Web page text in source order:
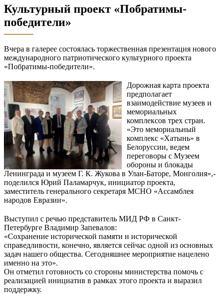
Культурный проект «Побратимы-
победители»
Вчера в галерее состоялась торжественная презентация нового
международного патриотического культурного проекта
«Побратимы-победители».
Дорожная карта проекта
предполагает
взаимодействие музеев и
мемориальных
комплексов трех стран.
«Это мемориальный
комплекс «Хатынь» в
Белоруссии, ведем
переговоры с Музеем
обороны и блокады
Ленинграда и музеем Г. К. Жукова в Улан-Баторе, Монголия»,-
поделился Юрий Паламарчук, инициатор проекта,
заместитель генерального секретаря МСНО «Ассамблея
народов Евразии».
Выступил с речью представитель МИД РФ в Санкт-
Петербурге Владимир Запевалов:
«Сохранение исторической памяти и исторической
справедливости, конечно, является сейчас одной из основных
задач нашего общества. Сегодняшнее мероприятие нацелено
именно на это».
Он отметил готовность со стороны министерства помочь с
реализацией инициатив в рамках этого проекта и выразил
поддержку.